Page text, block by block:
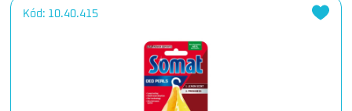
Kód: 10.40.415